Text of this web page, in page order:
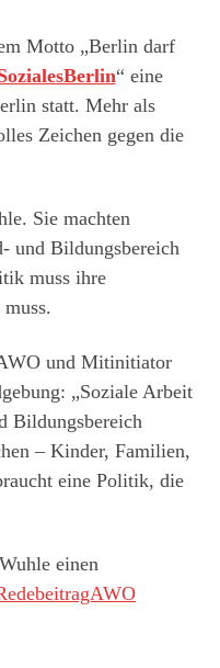
Motto „Berlin darf
“ eine
statt. Mehr als
Zeichen gegen die
Sie machten
und Bildungsbereich
muss ihre
und Mitinitiator
„Soziale Arbeit
Bildungsbereich
– Kinder, Familien,
eine Politik, die
einen